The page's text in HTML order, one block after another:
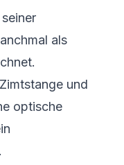
als
und
optische